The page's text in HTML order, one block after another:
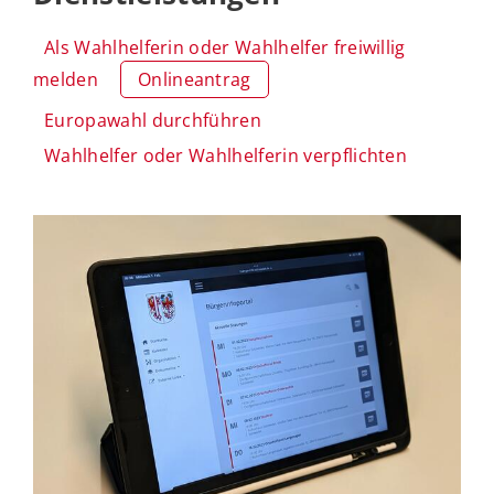
Als Wahlhelferin oder Wahlhelfer freiwillig
melden
Onlineantrag
Europawahl durchführen
Wahlhelfer oder Wahlhelferin verpflichten